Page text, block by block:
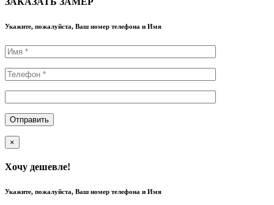
Укажите, пожалуйста, Ваш номер телефона и Имя
×
Хочу дешевле!
Укажите, пожалуйста, Ваш номер телефона и Имя